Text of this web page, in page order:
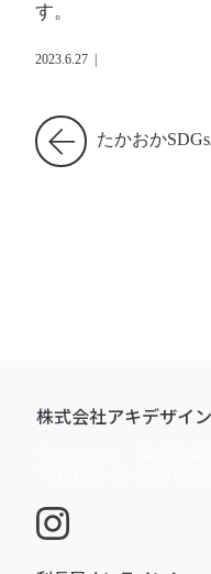
す。
2023.6.27
たかおか
株式会社アキデザイン